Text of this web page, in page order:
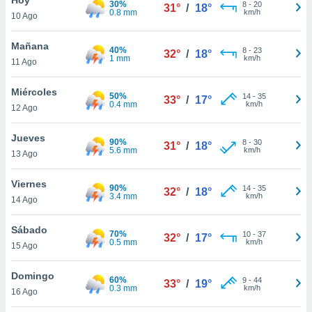
en
más
nuestra
de
cookies
aceptar
10 Ago
30%
0.8 mm
31° / 18° 8- 20
km/h
Mañana
11 Ago
40%
1 mm
32° / 18° 8- 23
km/h
Miércoles
12 Ago
50%
0.4 mm
33° / 17° 14- 35
km/h
Jueves
13 Ago
90%
5.6 mm
31° / 18° 8- 30
km/h
Viernes
14 Ago
90%
3.4 mm
32° / 18° 14- 35
km/h
Sábado
15 Ago
70%
0.5 mm
32° / 17° 10- 37
km/h
Domingo
16 Ago
60%
0.3 mm
33° / 19° 9- 44
km/h